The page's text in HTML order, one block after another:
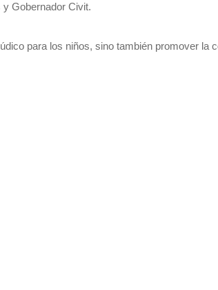
Gobernador Civit.
para los niños, sino también promover la